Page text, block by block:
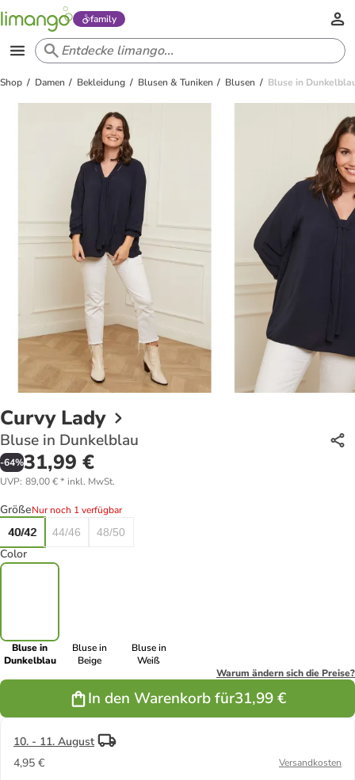
family
Shop Damen Bekleidung Blusen & Tuniken Blusen Bluse in
Curvy Lady
Bluse in Dunkelblau
-64%31,99 €
UVP: 89,00 €* inkl. MwSt.
GrößeNur noch 1 verfügbar
40/42
44/46 48/50
Color
Bluse in
Dunkelblau
Bluse in
Beige
Bluse in
Weiß
Warum ändern sich die Preise?
In den Warenkorb für31,99 €
10. - 11. August
4,95 €
Versandkosten